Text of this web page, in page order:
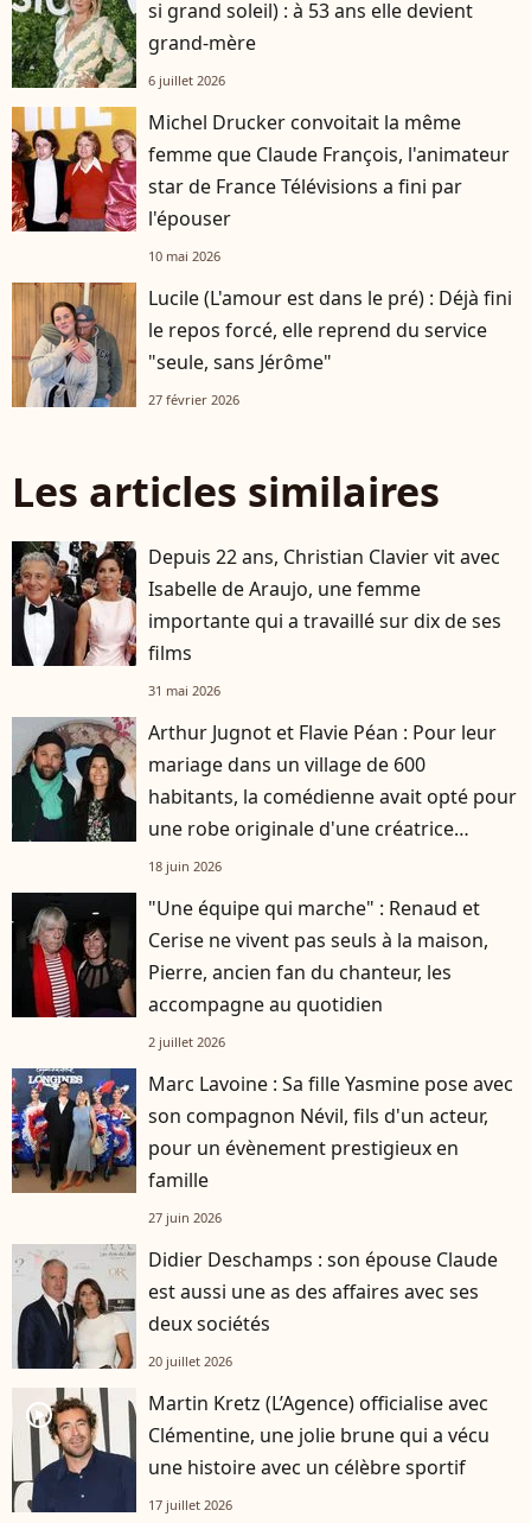
si grand soleil) : à 53 ans elle devient
grand-mère
6 juillet 2026
Michel Drucker convoitait la même
femme que Claude François, l'animateur
star de France Télévisions a fini par
l'épouser
10 mai 2026
Lucile (L'amour est dans le pré) : Déjà fini
le repos forcé, elle reprend du service
"seule, sans Jérôme"
27 février 2026
Les articles similaires
Depuis 22 ans, Christian Clavier vit avec
Isabelle de Araujo, une femme
importante qui a travaillé sur dix de ses
films
31 mai 2026
Arthur Jugnot et Flavie Péan : Pour leur
mariage dans un village de 600
habitants, la comédienne avait opté pour
une robe originale d'une créatrice
française
18 juin 2026
"Une équipe qui marche" : Renaud et
Cerise ne vivent pas seuls à la maison,
Pierre, ancien fan du chanteur, les
accompagne au quotidien
2 juillet 2026
Marc Lavoine : Sa fille Yasmine pose avec
son compagnon Névil, fils d'un acteur,
pour un évènement prestigieux en
famille
27 juin 2026
Didier Deschamps : son épouse Claude
est aussi une as des affaires avec ses
deux sociétés
20 juillet 2026
player2
Martin Kretz (L’Agence) officialise avec
Clémentine, une jolie brune qui a vécu
une histoire avec un célèbre sportif
17 juillet 2026